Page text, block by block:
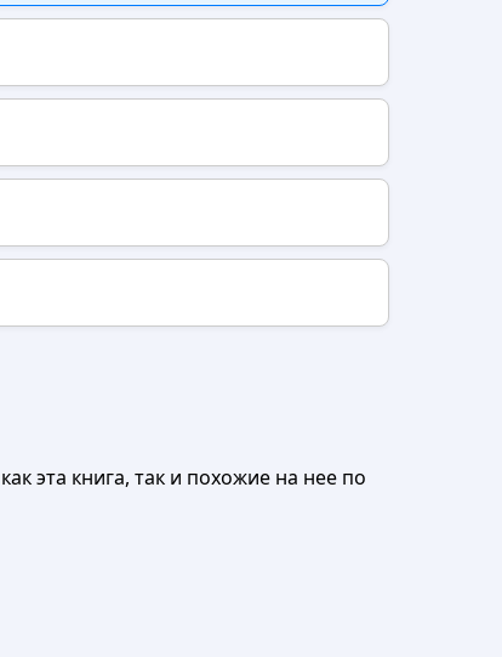
эта книга, так и похожие на нее по